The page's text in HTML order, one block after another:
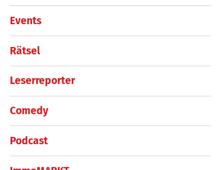
Events
Rätsel
Leserreporter
Comedy
Podcast